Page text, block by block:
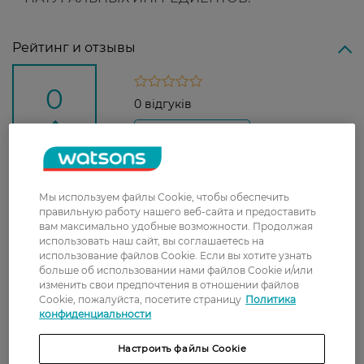
Рейтинг и отзывы
0 0 відгуків
Новая почта
В отделение Новой почты - 99 грн, бесплатно
от 699 грн
Укрпочта
Стоимость доставки – 79 грн, бесплатная
доставка от – 599 грн
Мы используем файлы Cookie, чтобы обеспечить
правильную работу нашего веб-сайта и предоставить
вам максимально удобные возможности. Продолжая
использовать наш сайт, вы соглашаетесь на
использование файлов Cookie. Если вы хотите узнать
больше об использовании нами файлов Cookie и/или
изменить свои предпочтения в отношении файлов
Cookie, пожалуйста, посетите страницу Политика
конфиденциальности
Настроить файлы Cookie